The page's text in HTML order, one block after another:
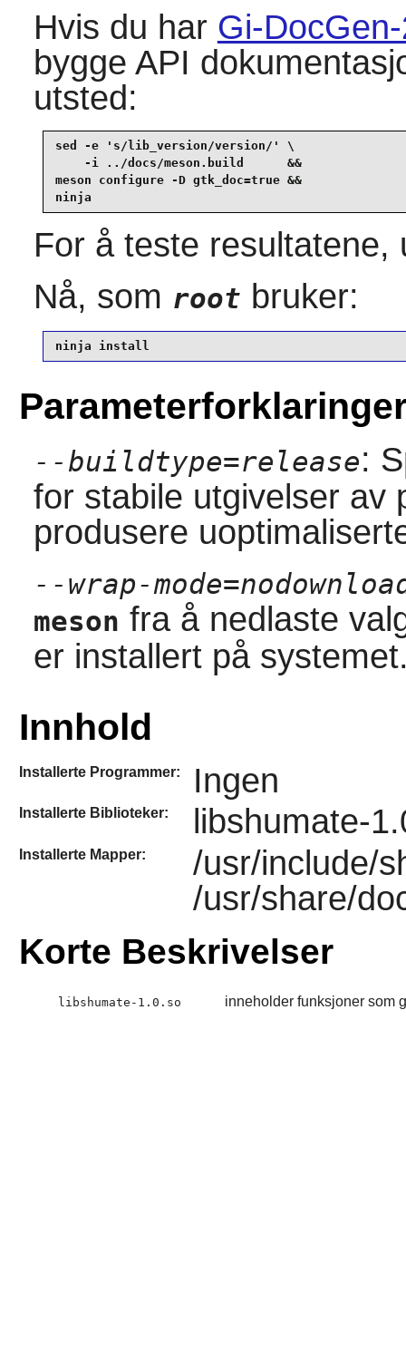
Hvis du har Gi-
bygge API
utsted:
sed -e 's/lib_version/version/' \
    -i ../docs/meson.build      &&
meson configure -D gtk_doc=true &&
ninja
For å teste
Nå, som root bruker:
ninja install
--buildtype=release:
for stabile utgivelser av
produsere
--wrap-
meson fra å nedlaste
er installert på
Innhold
Installerte Programmer: Ingen
Installerte Biblioteker: libshumate-
Installerte Mapper:
/usr/include/
/usr/share/
Korte Beskrivelser
libshumate-1.0.so inneholder funksjoner som